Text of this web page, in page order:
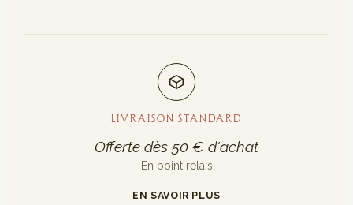
LIVRAISON STANDARD
Offerte dès 50 € d'achat
En point relais
EN SAVOIR PLUS